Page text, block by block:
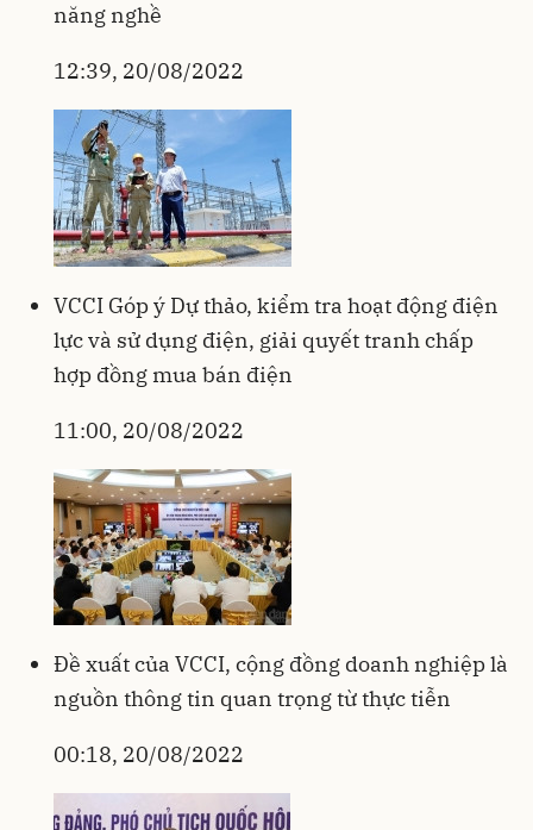
năng nghề
12:39, 20/08/2022
VCCI Góp ý Dự thảo, kiểm tra hoạt động điện
lực và sử dụng điện, giải quyết tranh chấp
hợp đồng mua bán điện
11:00, 20/08/2022
Đề xuất của VCCI, cộng đồng doanh nghiệp là
nguồn thông tin quan trọng từ thực tiễn
00:18, 20/08/2022